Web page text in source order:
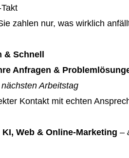
zahlen nur, was wirklich
Schnell
Anfragen &
Arbeitstag
Kontakt mit echten
Web & Online-Marketing –